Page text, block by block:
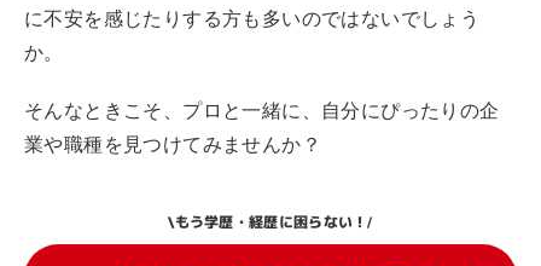
に不安を感じたりする方も多いのではないでしょう
か。
そんなときこそ、プロと一緒に、自分にぴったりの企
業や職種を見つけてみませんか？
\もう学歴・経歴に困らない！/